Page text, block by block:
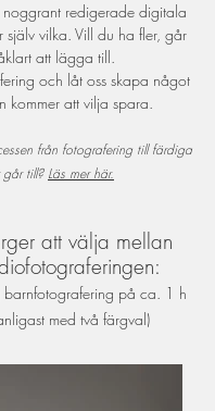
noggrant redigerade digitala
själv vilka. Vill du ha fler, går
att lägga till.
och låt oss skapa något
kommer att vilja spara.
från fotografering till färdiga
går till? Läs mer här.
att välja mellan
barnfotografering på ca. 1 h
med två färgval)